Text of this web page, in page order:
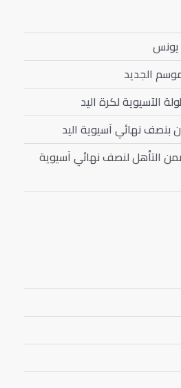
يونس
الجديد
الآسيوية لكرة اليد
بنصف نهائي آسيوية اليد
التأهل لنصف نهائي آسيوية